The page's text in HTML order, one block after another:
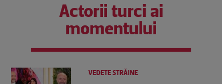
Actorii turci ai
momentului
VEDETE STRĂINE